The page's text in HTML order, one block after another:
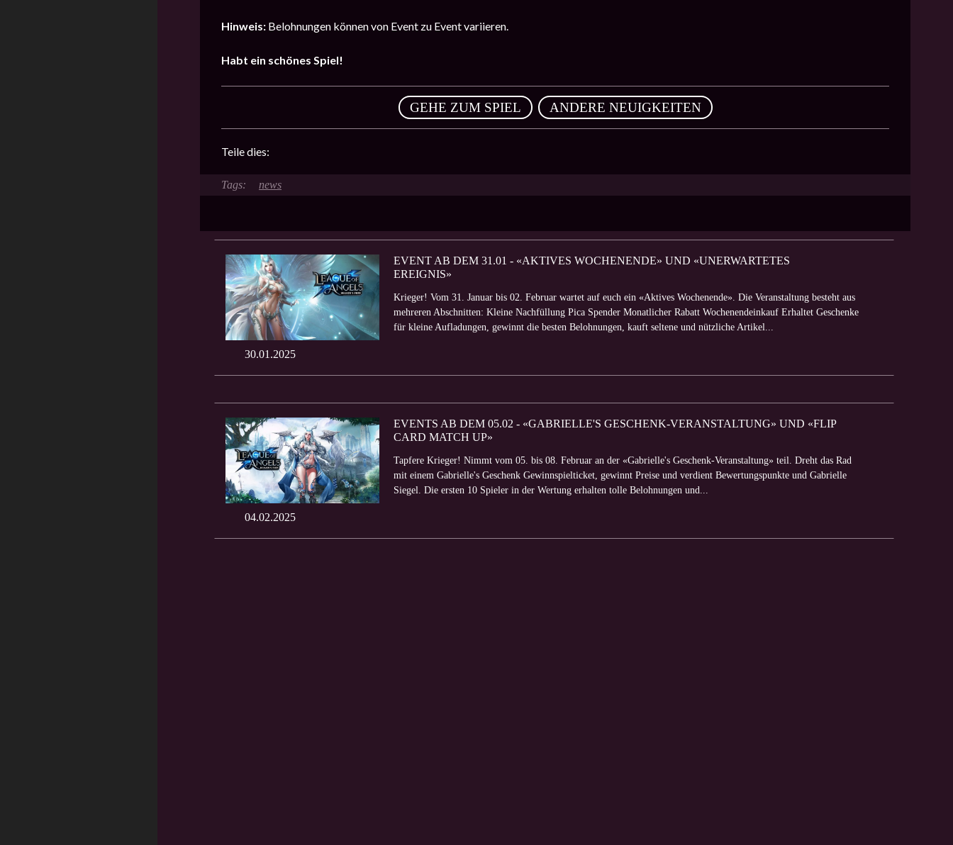
Hinweis: Belohnungen können von Event zu Event variieren.
Habt ein schönes Spiel!
GEHE ZUM SPIEL , ANDERE NEUIGKEITEN
Teile dies:
news
30.01.2025
EVENT AB DEM 31.01 - «AKTIVES WOCHENENDE» UND «UNERWARTETES
EREIGNIS»
Krieger! Vom 31. Januar bis 02. Februar wartet auf euch ein «Aktives Wochenende». Die Veranstaltung besteht aus
mehreren Abschnitten: Kleine Nachfüllung Pica Spender Monatlicher Rabatt Wochenendeinkauf Erhaltet Geschenke
für kleine Aufladungen, gewinnt die besten Belohnungen, kauft seltene und nützliche Artikel...
04.02.2025
EVENTS AB DEM 05.02 - «GABRIELLE'S GESCHENK-VERANSTALTUNG» UND «FLIP
CARD MATCH UP»
Tapfere Krieger! Nimmt vom 05. bis 08. Februar an der «Gabrielle's Geschenk-Veranstaltung» teil. Dreht das Rad
mit einem Gabrielle's Geschenk Gewinnspielticket, gewinnt Preise und verdient Bewertungspunkte und Gabrielle
Siegel. Die ersten 10 Spieler in der Wertung erhalten tolle Belohnungen und...